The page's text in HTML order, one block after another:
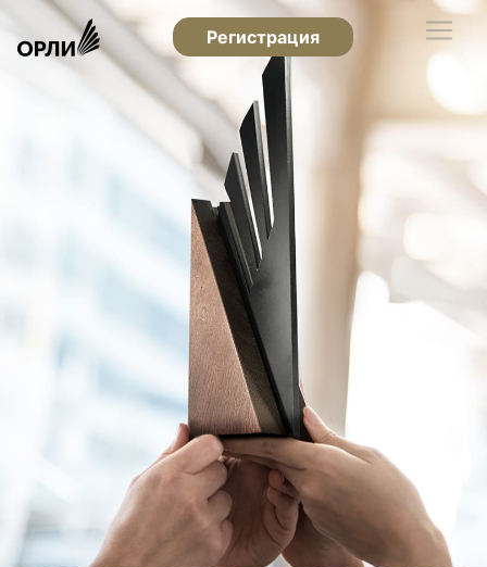
Регистрация